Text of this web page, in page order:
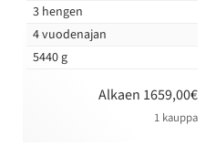
3 hengen
4 vuodenajan
5440 g
Alkaen 1659,00€
1 kauppa